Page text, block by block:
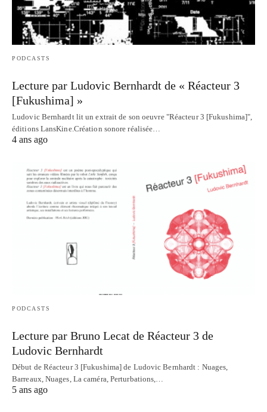
PODCASTS
Lecture par Ludovic Bernhardt de « Réacteur 3
[Fukushima] »
Ludovic Bernhardt lit un extrait de son oeuvre "Réacteur 3 [Fukushima]",
éditions LansKine.Création sonore réalisée…
4 ans ago
PODCASTS
Lecture par Bruno Lecat de Réacteur 3 de
Ludovic Bernhardt
Début de Réacteur 3 [Fukushima] de Ludovic Bernhardt : Nuages,
Barreaux, Nuages, La caméra, Perturbations,…
5 ans ago